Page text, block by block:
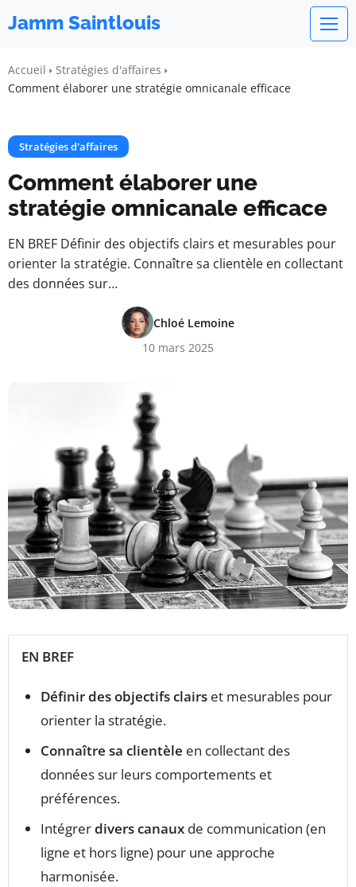
Jamm Saintlouis
Accueil
Stratégies d'affaires
Comment élaborer une stratégie omnicanale efficace
Stratégies d'affaires
Comment élaborer une
stratégie omnicanale efficace
EN BREF Définir des objectifs clairs et mesurables pour
orienter la stratégie. Connaître sa clientèle en collectant
des données sur…
Chloé Lemoine
10 mars 2025
EN BREF
Définir des objectifs clairs et mesurables pour
orienter la stratégie.
Connaître sa clientèle en collectant des
données sur leurs comportements et
préférences.
Intégrerdivers canaux de communication (en
ligne et hors ligne) pour une approche
harmonisée.